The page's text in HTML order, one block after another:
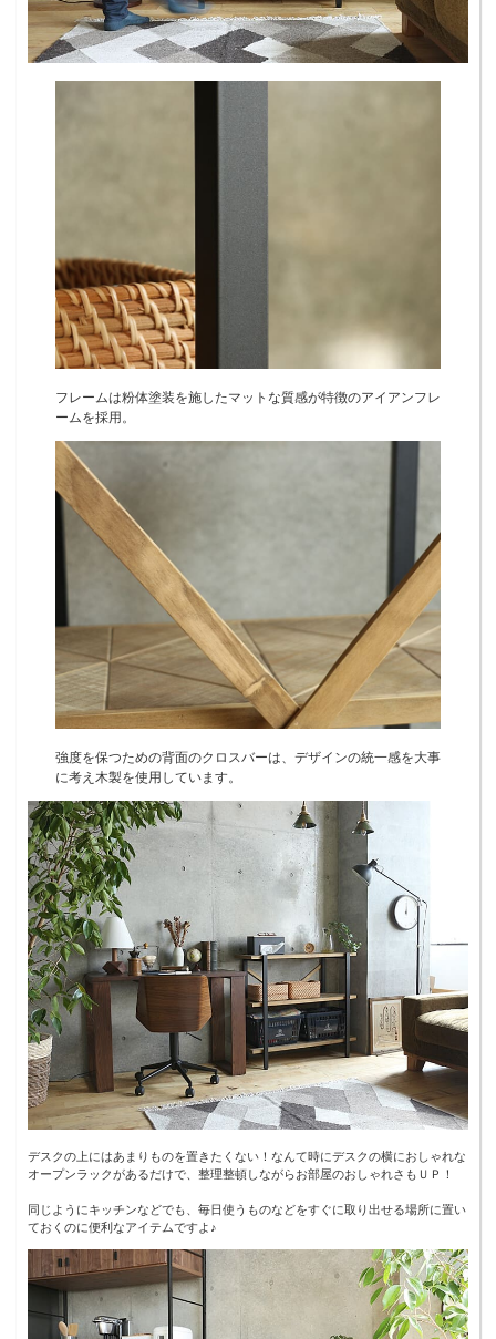
フレームは粉体塗装を施したマットな質感が特徴のアイアンフレ
ームを採用。
強度を保つための背面のクロスバーは、デザインの統一感を大事
に考え木製を使用しています。
デスクの上にはあまりものを置きたくない！なんて時にデスクの横におしゃれな
オープンラックがあるだけで、整理整頓しながらお部屋のおしゃれさもＵＰ！
同じようにキッチンなどでも、毎日使うものなどをすぐに取り出せる場所に置い
ておくのに便利なアイテムですよ♪